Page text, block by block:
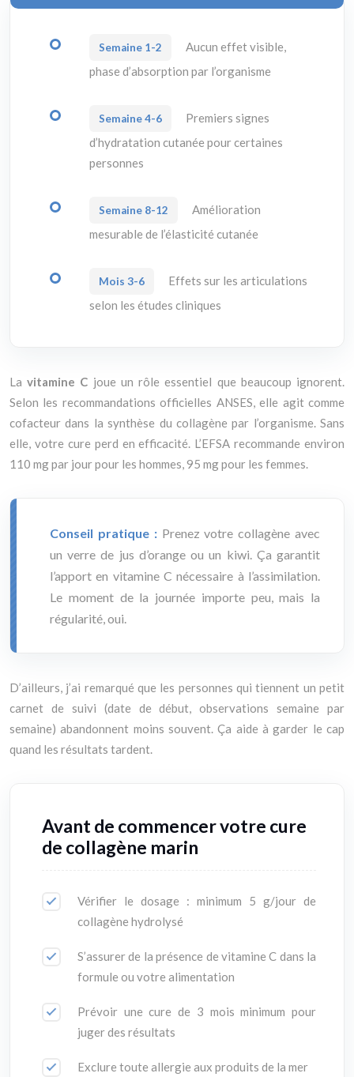
Semaine 1-2
Aucun effet visible,
phase d’absorption par l’organisme
Semaine 4-6
Premiers signes
d’hydratation cutanée pour certaines
personnes
Semaine 8-12
Amélioration
mesurable de l’élasticité cutanée
Mois 3-6
Effets sur les articulations
selon les études cliniques
Lavitamine C joue un rôle essentiel que beaucoup ignorent.
Selon les recommandations officielles ANSES, elle agit comme
cofacteur dans la synthèse du collagène par l’organisme. Sans
elle, votre cure perd en efficacité. L’EFSA recommande environ
110 mg par jour pour les hommes, 95 mg pour les femmes.
Conseil pratique :Prenez votre collagène avec
un verre de jus d’orange ou un kiwi. Ça garantit
l’apport en vitamine C nécessaire à l’assimilation.
Le moment de la journée importe peu, mais la
régularité, oui.
D’ailleurs, j’ai remarqué que les personnes qui tiennent un petit
carnet de suivi (date de début, observations semaine par
semaine) abandonnent moins souvent. Ça aide à garder le cap
quand les résultats tardent.
Avant de commencer votre cure
de collagène marin
Vérifier le dosage : minimum 5 g/jour de
collagène hydrolysé
S’assurer de la présence de vitamine C dans la
formule ou votre alimentation
Prévoir une cure de 3 mois minimum pour
juger des résultats
Exclure toute allergie aux produits de la mer